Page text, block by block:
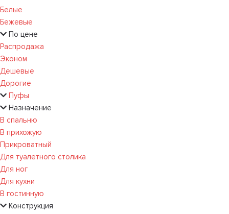
Белые
Бежевые
По цене
Распродажа
Эконом
Дешевые
Дорогие
Пуфы
Назначение
В спальню
В прихожую
Прикроватный
Для туалетного столика
Для ног
Для кухни
В гостинную
Конструкция